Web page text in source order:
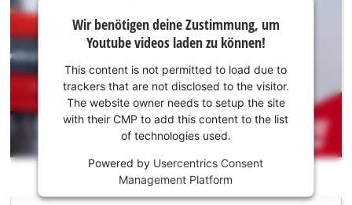
Schraubengurten verwendet werden und eignet sich für 25 -
55 mm lange Schnellbauschrauben. Die Schraubenlänge kann
einfach direkt am Magazinaufsatz eingestellt werden. Die
Tiefenfixierung erfolgt mittels justierbaren Tiefenanschlag.
Ein passender Bit zum Schrauben ist bereits im Lieferumfang
enthalten.
Wir
benötigen
deine
Zustimmung,
um Youtube
laden zu
können!
content
not
Wir benötigen deine Zustimmung, um
Youtube videos laden zu können!
This content is not permitted to load due to
trackers that are not disclosed to the visitor.
The website owner needs to setup the site
with their CMP to add this content to the list
of technologies used.
Powered by Usercentrics Consent
Management Platform